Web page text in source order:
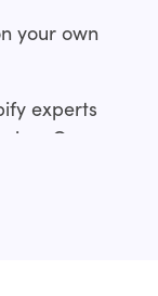
your own
experts
Our